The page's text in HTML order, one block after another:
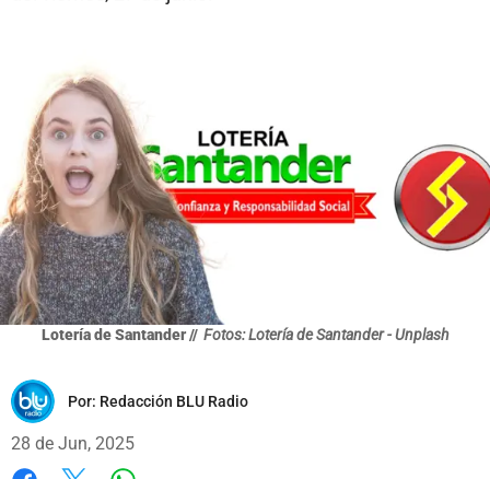
Lotería de Santander // Fotos: Lotería de Santander - Unplash
Por: Redacción BLU Radio
28 de Jun, 2025